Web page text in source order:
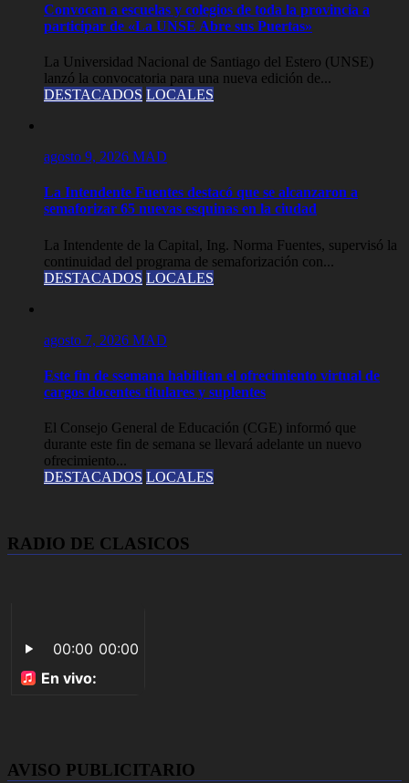
Convocan a escuelas y colegios de toda la provincia a
participar de «La UNSE Abre sus Puertas»
La Universidad Nacional de Santiago del Estero (UNSE)
lanzó la convocatoria para una nueva edición de...
DESTACADOS LOCALES
agosto 9, 2026 MAD
La Intendente Fuentes destacó que se alcanzaron a
semaforizar 65 nuevas esquinas en la ciudad
La Intendente de la Capital, Ing. Norma Fuentes, supervisó la
continuidad del programa de semaforización con...
DESTACADOS LOCALES
agosto 7, 2026 MAD
Este fin de ssemana habilitan el ofrecimiento virtual de
cargos docentes titulares y suplentes
El Consejo General de Educación (CGE) informó que
durante este fin de semana se llevará adelante un nuevo
ofrecimiento...
DESTACADOS LOCALES
RADIO DE CLASICOS
AVISO PUBLICITARIO